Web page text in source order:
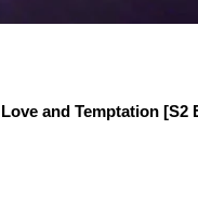
Love and Temptation [S2